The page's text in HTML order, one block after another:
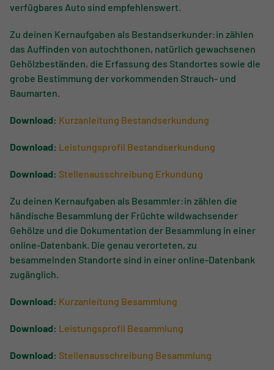
verfügbares Auto sind empfehlenswert.
Zu deinen Kernaufgaben als Bestandserkunder:in zählen
das Auffinden von autochthonen, natürlich gewachsenen
Gehölzbeständen, die Erfassung des Standortes sowie die
grobe Bestimmung der vorkommenden Strauch- und
Baumarten.
Download: Kurzanleitung Bestandserkundung
Download: Leistungsprofil Bestandserkundung
Download: Stellenausschreibung Erkundung
Zu deinen Kernaufgaben als Besammler:in zählen die
händische Besammlung der Früchte wildwachsender
Gehölze und die Dokumentation der Besammlung in einer
online-Datenbank. Die genau verorteten, zu
besammelnden Standorte sind in einer online-Datenbank
zugänglich.
Download: Kurzanleitung Besammlung
Download: Leistungsprofil Besammlung
Download: Stellenausschreibung Besammlung